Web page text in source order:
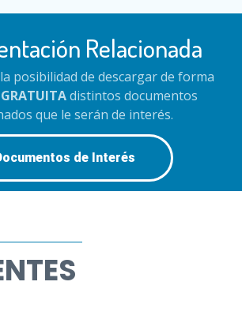
Relacionada
posibilidad de descargar de forma
GRATUITAdistintos documentos
que le serán de interés.
de Interés